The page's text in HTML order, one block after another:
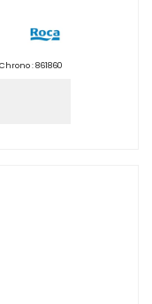
Chrono :861860